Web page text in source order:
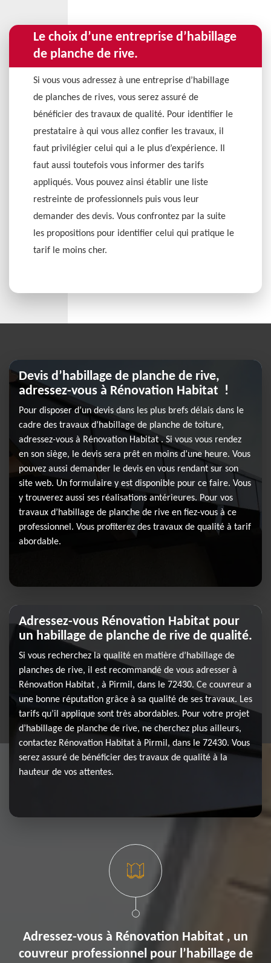
Le choix d’une entreprise d’habillage
de planche de rive.
Si vous vous adressez à une entreprise d’habillage
de planches de rives, vous serez assuré de
bénéficier des travaux de qualité. Pour identifier le
prestataire à qui vous allez confier les travaux, il
faut privilégier celui qui a le plus d’expérience. Il
faut aussi toutefois vous informer des tarifs
appliqués. Vous pouvez ainsi établir une liste
restreinte de professionnels puis vous leur
demander des devis. Vous confrontez par la suite
les propositions pour identifier celui qui pratique le
tarif le moins cher.
Devis d’habillage de planche de rive,
adressez-vous à Rénovation Habitat !
Pour disposer d’un devis dans les plus brefs délais dans le
cadre des travaux d’habillage de planche de toiture,
adressez-vous à Rénovation Habitat . Si vous vous rendez
en son siège, le devis sera prêt en moins d’une heure. Vous
pouvez aussi demander le devis en vous rendant sur son
site web. Un formulaire y est disponible pour ce faire. Vous
y trouverez aussi ses réalisations antérieures. Pour vos
travaux d’habillage de planche de rive en fiez-vous à ce
professionnel. Vous profiterez des travaux de qualité à tarif
abordable.
Adressez-vous Rénovation Habitat pour
un habillage de planche de rive de qualité.
Si vous recherchez la qualité en matière d’habillage de
planches de rive, il est recommandé de vous adresser à
Rénovation Habitat , à Pirmil, dans le 72430. Ce couvreur a
une bonne réputation grâce à sa qualité de ses travaux. Les
tarifs qu’il applique sont très abordables. Pour votre projet
d’habillage de planche de rive, ne cherchez plus ailleurs,
contactez Rénovation Habitat à Pirmil, dans le 72430. Vous
serez assuré de bénéficier des travaux de qualité à la
hauteur de vos attentes.
Adressez-vous à Rénovation Habitat , un
couvreur professionnel pour l’habillage de